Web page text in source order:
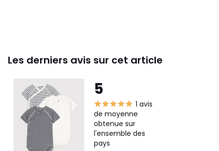
Les derniers avis sur cet article
5
1 avis
de moyenne
obtenue sur
l'ensemble des
pays